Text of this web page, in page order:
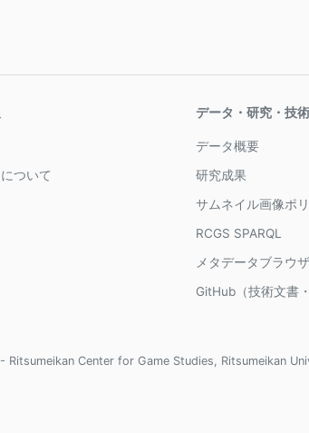
ついて
データ・研究・技術
データ概要
研究成果
サムネイル画像ポ
RCGS SPARQL
メタデータブラウ
GitHub（技術文書
Center for Game Studies, Ritsumeikan